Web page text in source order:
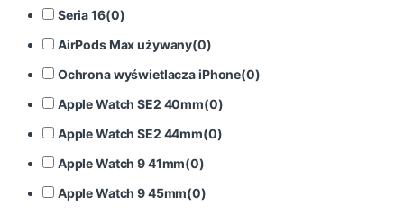
Seria 16(0)
AirPods Max używany(0)
Ochrona wyświetlacza iPhone(0)
Apple Watch SE2 40mm(0)
Apple Watch SE2 44mm(0)
Apple Watch 9 41mm(0)
Apple Watch 9 45mm(0)